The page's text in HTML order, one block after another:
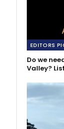
EDITORS
Do we
Valley?